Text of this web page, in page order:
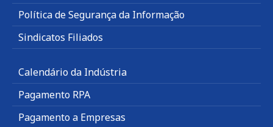
Política de Segurança da Informação
Sindicatos Filiados
Calendário da Indústria
Pagamento RPA
Pagamento a Empresas